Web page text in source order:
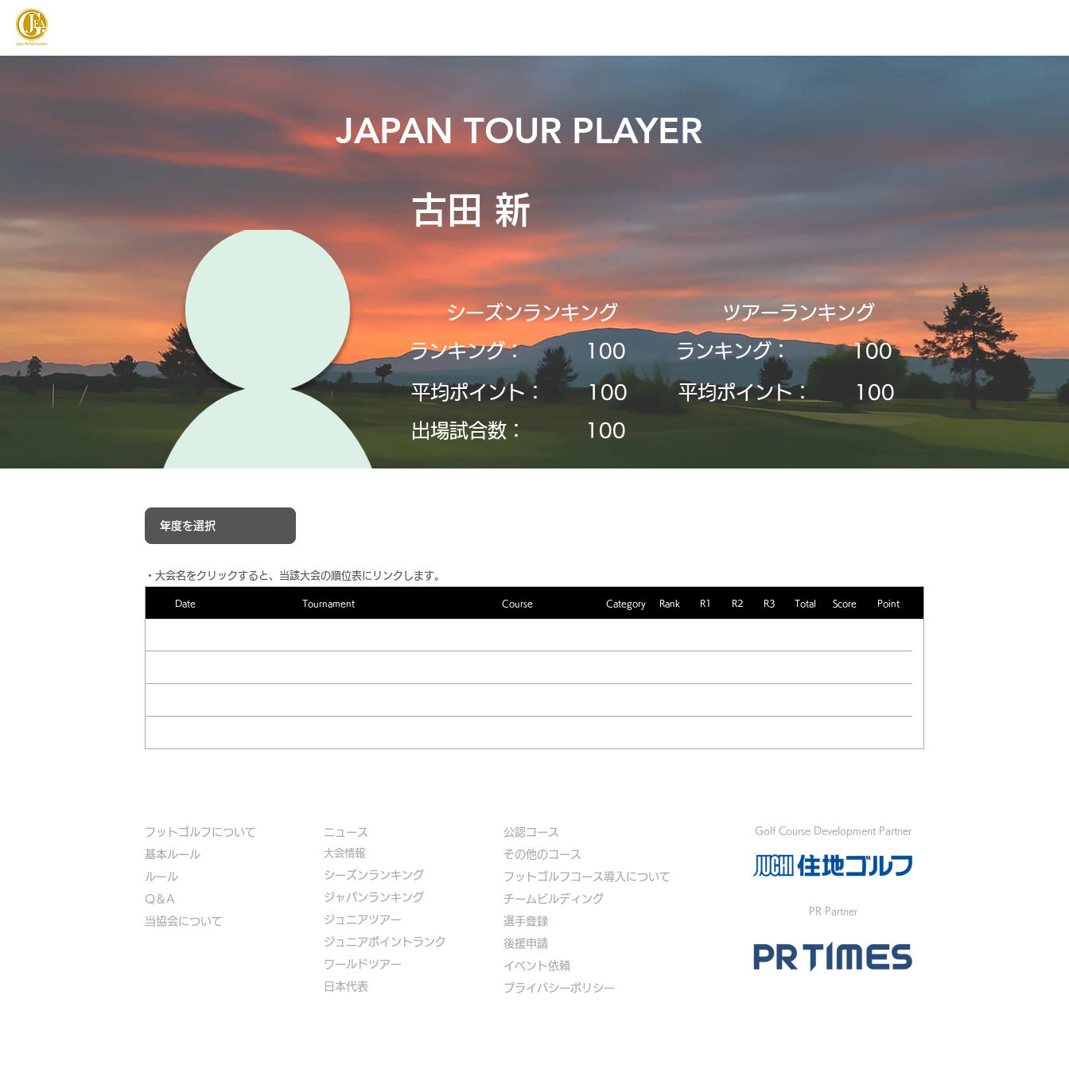
JAPAN TOUR PLAYER
古田 新
シーズンランキング
ランキング：
​100
平均ポイント：
​出場試合数：
​100
​100
​ツアーランキング
ランキング：
​100
平均ポイント： ​100
​・大会名をクリックすると、当該大会の順位表にリンクします。
Date Tournament Course Category Rank R1 R2 R3 Total Score Point
フットゴルフについて
基本ルール
ルール
Q＆A
​当協会について
​ニュース
大会情報
シーズンランキング
ジャパンランキング
ジュニアツアー
ジュニアポイントランク
​ワールドツアー
​​日本代表
公認コース
​その他のコース
​ フットゴルフコース導入について
​チームビルディング
選手登録​
​後援申請
​イベント依頼
プライバシーポリシー
Golf Course Development Partner
PR Partner